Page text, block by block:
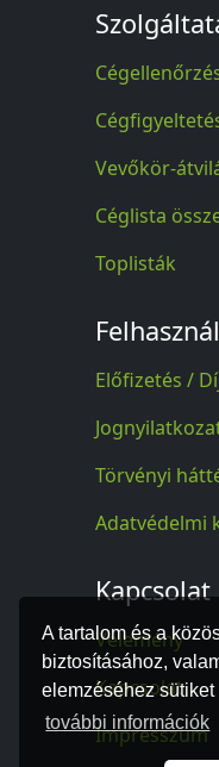
A tartalom és a
biztosításához,
elemzéséhez
további információk
Vevőkör-
Céglista
Toplisták
Előfizetés /
Törvényi
Adatvédelmi
Kapcsolat
Vélemény
Kapcsolat
Impresszum